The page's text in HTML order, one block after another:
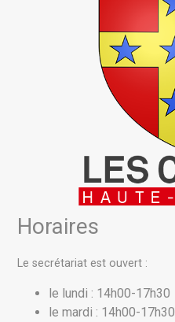
Horaires
Le secrétariat est ouvert :
le lundi : 14h00-17h30
le mardi : 14h00-17h30